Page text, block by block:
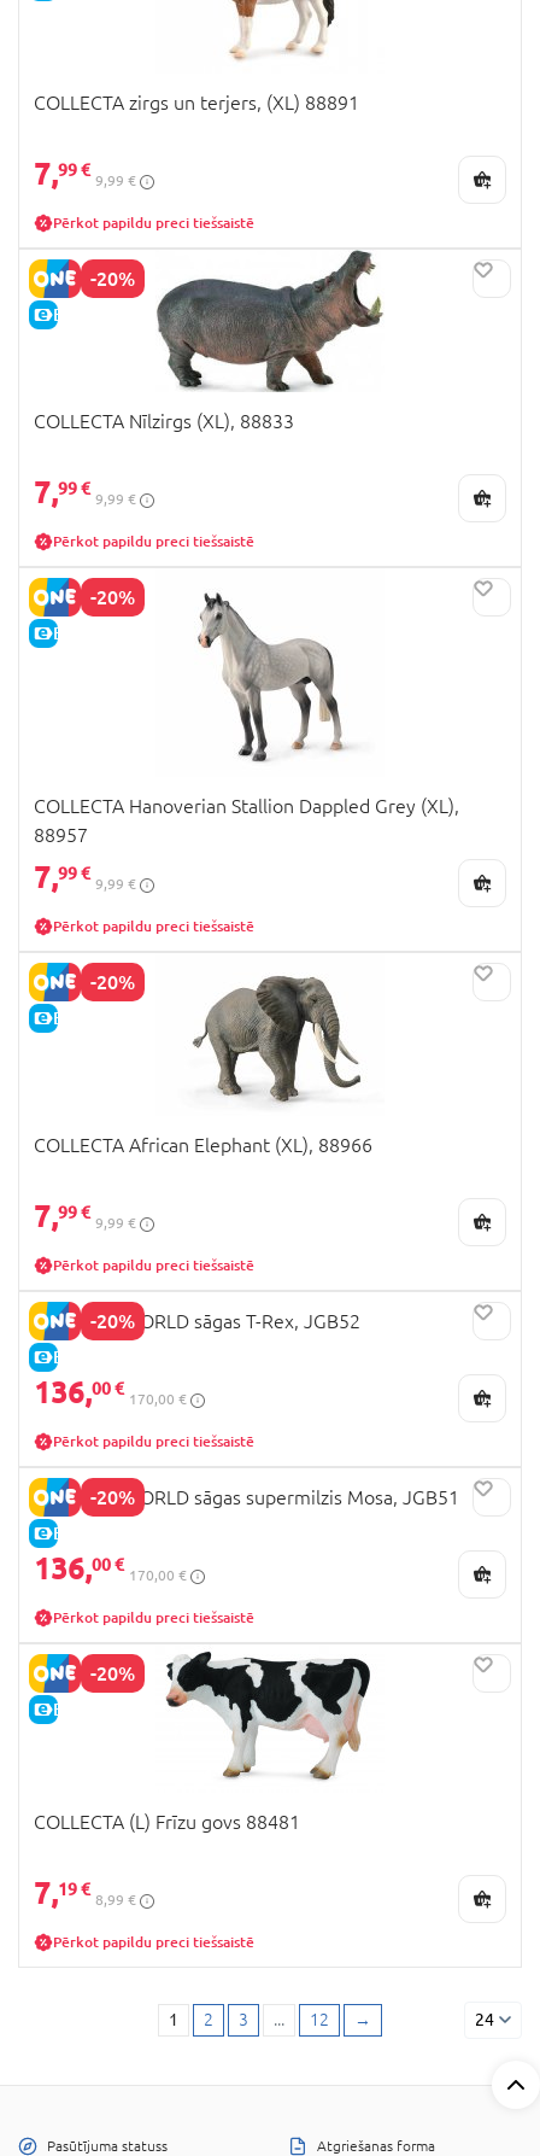
COLLECTA zirgs un terjers, (XL) 88891
7,99 €
9,99 €
Pērkot papildu preci tiešsaistē
-20%
E-CENA
COLLECTA Nīlzirgs (XL), 88833
7,99 €
9,99 €
Pērkot papildu preci tiešsaistē
-20%
E-CENA
COLLECTA Hanoverian Stallion Dappled Grey (XL),
88957
7,99 €
9,99 €
Pērkot papildu preci tiešsaistē
-20%
E-CENA
COLLECTA African Elephant (XL), 88966
7,99 €
9,99 €
Pērkot papildu preci tiešsaistē
-20%
E-CENA
JURASSIC WORLD sāgas T-Rex, JGB52
136,00 €
170,00 €
Pērkot papildu preci tiešsaistē
-20%
E-CENA
JURASSIC WORLD sāgas supermilzis Mosa, JGB51
136,00 €
170,00 €
Pērkot papildu preci tiešsaistē
-20%
E-CENA
COLLECTA (L) Frīzu govs 88481
7,19 €
8,99 €
Pērkot papildu preci tiešsaistē
1 2 3 ... 12 → 24
Pasūtījuma statuss Atgriešanas forma